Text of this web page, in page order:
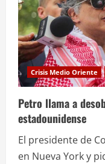
rumbo
a
Gaza
Crisis Medio Oriente
Petro llama a
estadounidense
El presidente de
en Nueva York y